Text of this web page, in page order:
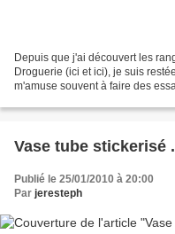
Depuis que j'ai découvert les
Droguerie (ici et ici), je suis
m'amuse souvent à faire des
Vase tube stickerisé
Publié le 25/01/2010 à 20:00
Par jeresteph